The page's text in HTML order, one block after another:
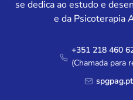
se dedica ao estudo e
e da Psicoterapia
+351 218 460
(Chamada para